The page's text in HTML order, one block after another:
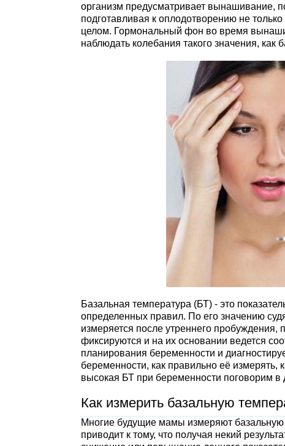
организм предусматривает вынашивание,
подготавливая к оплодотворению не
целом. Гормональный фон во время
наблюдать колебания такого значения, как
Базальная температура (БТ) - это
определенных правил. По его значению
измеряется после утреннего
фиксируются и на их основании ведется
планирования беременности и
беременности, как правильно её измерять,
высокая БТ при беременности поговорим в
Как измерить базальную
Многие будущие мамы измеряют
приводит к тому, что получая некий